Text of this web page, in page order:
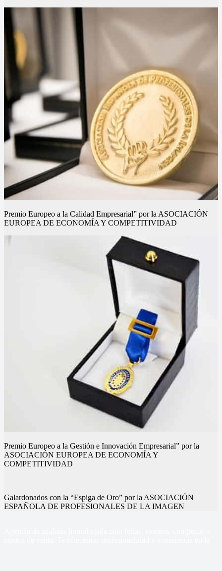
Premio Europeo a la Calidad Empresarial” por la ASOCIACIÓN
EUROPEA DE ECONOMÍA Y COMPETITIVIDAD
Premio Europeo a la Gestión e Innovación Empresarial” por la
ASOCIACIÓN EUROPEA DE ECONOMÍA Y
COMPETITIVIDAD
Galardonados con la “Espiga de Oro” por la ASOCIACIÓN
ESPAÑOLA DE PROFESIONALES DE LA IMAGEN